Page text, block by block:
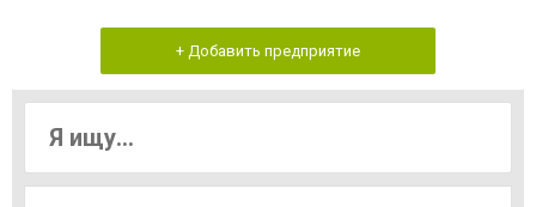
+ Добавить предприятие